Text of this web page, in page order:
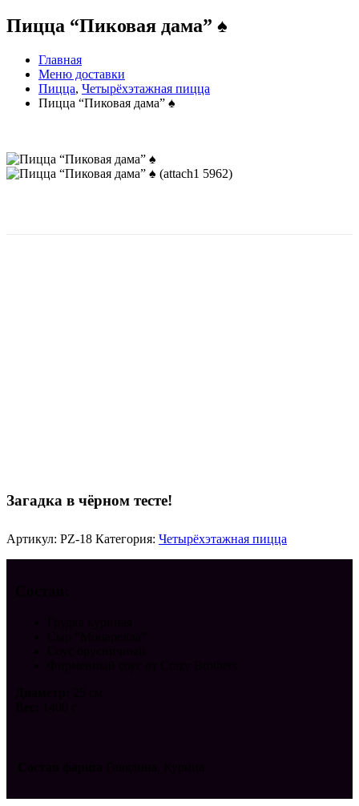
Пицца “Пиковая дама” ♠
Главная
Меню доставки
Пицца, Четырёхэтажная пицца
Пицца “Пиковая дама” ♠
Загадка в чёрном тесте!
Артикул: PZ-18 Категория: Четырёхэтажная пицца